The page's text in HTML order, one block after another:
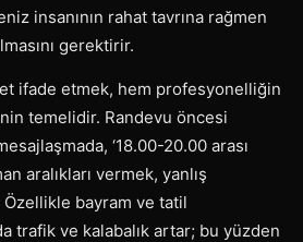
insanının rahat tavrına rağmen
gerektirir.
ifade etmek, hem profesyonelliğin
temelidir. Randevu öncesi
‘18.00-20.00 arası
aralıkları vermek, yanlış
Özellikle bayram ve tatil
trafik ve kalabalık artar; bu yüzden